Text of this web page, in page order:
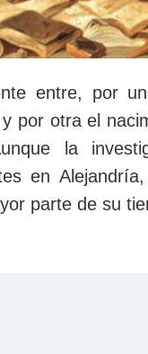
entre, por
por otra el
la
en
parte de su